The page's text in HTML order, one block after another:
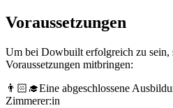
Voraussetzungen
Um bei Dowbuilt erfolgreich zu sein,
Voraussetzungen mitbringen:
👨🏻‍🎓Eine abgeschlossene
Zimmerer:in